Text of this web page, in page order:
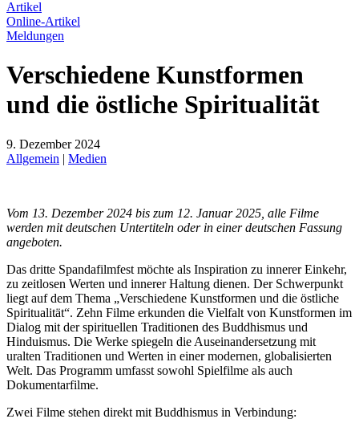
Artikel
Online-Artikel
Meldungen
Verschiedene Kunstformen
und die östliche Spiritualität
9. Dezember 2024
Allgemein | Medien
Vom 13. Dezember 2024 bis zum 12. Januar 2025, alle Filme
werden mit deutschen Untertiteln oder in einer deutschen Fassung
angeboten.
Das dritte Spandafilmfest möchte als Inspiration zu innerer Einkehr,
zu zeitlosen Werten und innerer Haltung dienen. Der Schwerpunkt
liegt auf dem Thema „Verschiedene Kunstformen und die östliche
Spiritualität“. Zehn Filme erkunden die Vielfalt von Kunstformen im
Dialog mit der spirituellen Traditionen des Buddhismus und
Hinduismus. Die Werke spiegeln die Auseinandersetzung mit
uralten Traditionen und Werten in einer modernen, globalisierten
Welt. Das Programm umfasst sowohl Spielfilme als auch
Dokumentarfilme.
Zwei Filme stehen direkt mit Buddhismus in Verbindung: